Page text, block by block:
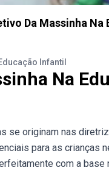
Da Massinha Na
Infantil
Na
se originam nas
para as crianças
com a